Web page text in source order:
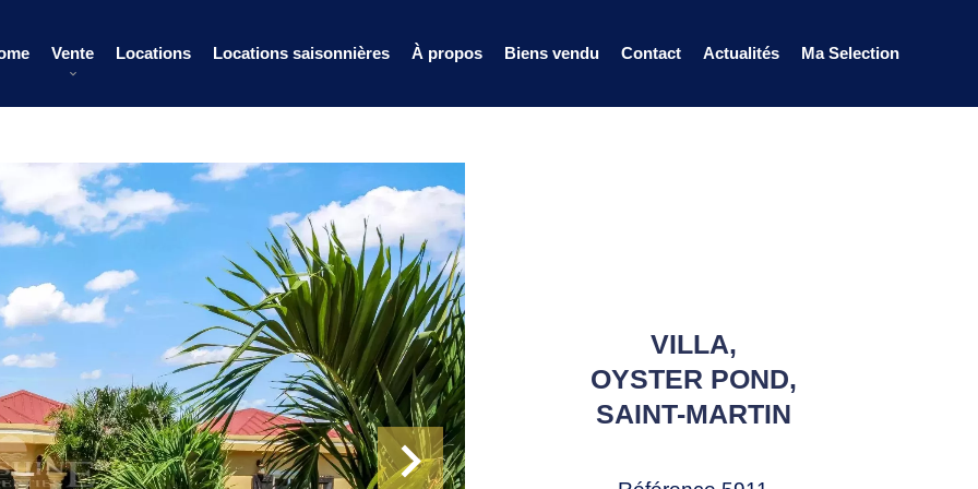
Vente Locations Locations saisonnières À propos Biens vendu Contact Actualités Ma Selection
VILLA,
OYSTER POND,
SAINT-MARTIN